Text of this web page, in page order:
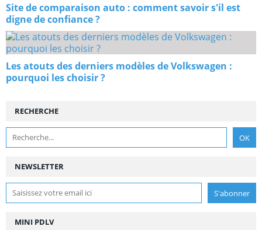
Site de comparaison auto : comment savoir s'il est
digne de confiance ?
Les atouts des derniers modèles de Volkswagen :
pourquoi les choisir ?
NEWSLETTER
RECHERCHE
MINI PDLV